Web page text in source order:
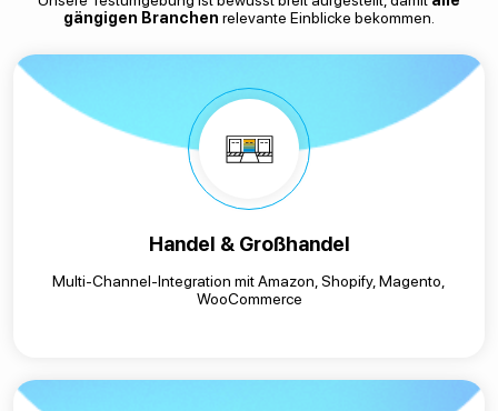
gängigen Branchen relevante Einblicke bekommen.
Handel & Großhandel
Multi-Channel-Integration mit Amazon, Shopify, Magento,
WooCommerce